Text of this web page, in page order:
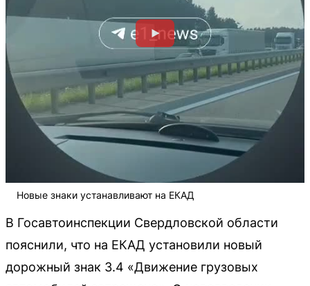
Новые знаки устанавливают на ЕКАД
В Госавтоинспекции Свердловской области
пояснили, что на ЕКАД установили новый
дорожный знак 3.4 «Движение грузовых